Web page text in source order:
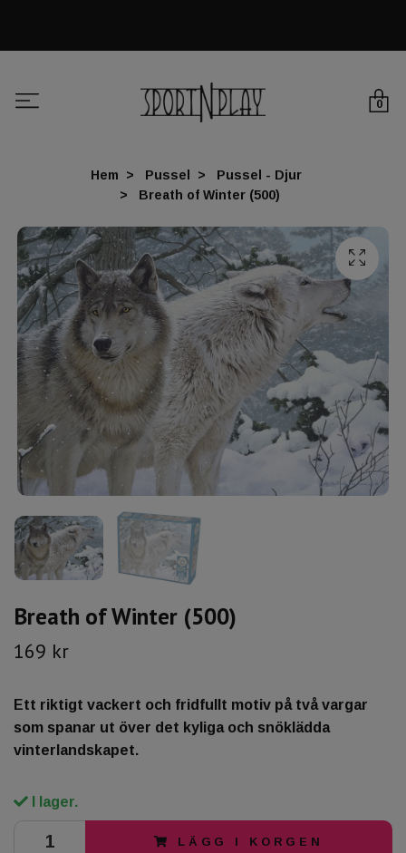
0
Hem Pussel
Pussel - Djur
Breath of Winter (500)
Breath of Winter (500)
169 kr
Ett riktigt vackert och fridfullt motiv på två vargar
som spanar ut över det kyliga och snöklädda
vinterlandskapet.
I lager.
LÄGG I KORGEN